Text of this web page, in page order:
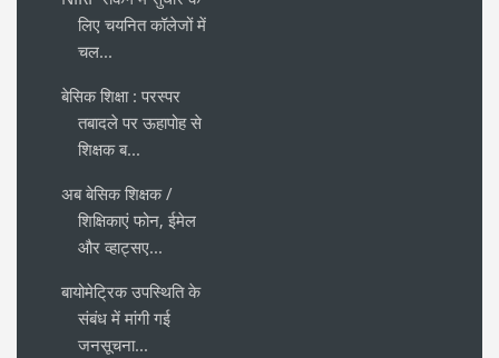
लिए चयनित कॉलेजों में
चल...
बेसिक शिक्षा : परस्पर
तबादले पर ऊहापोह से
शिक्षक ब...
अब बेसिक शिक्षक /
शिक्षिकाएं फोन, ईमेल
और व्हाट्सए...
बायोमेट्रिक उपस्थिति के
संबंध में मांगी गई
जनसूचना...